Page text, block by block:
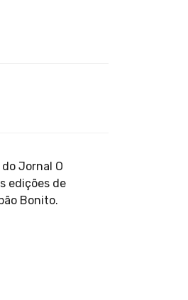
do Jornal O
edições de
Bonito.